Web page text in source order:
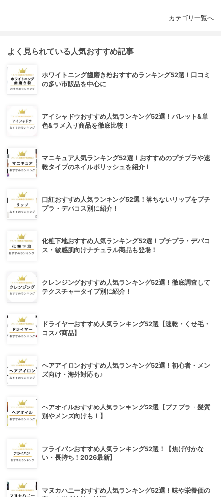
カテゴリ一覧へ
よく見られている人気おすすめ記事
ホワイトニング歯磨き粉おすすめランキング52選！口コミ
の多い市販品を中心に
アイシャドウおすすめ人気ランキング52選！パレット&単
色&ラメ入り商品を徹底比較！
マニキュア人気ランキング52選！おすすめのプチプラや速
乾タイプのネイルポリッシュを紹介！
口紅おすすめ人気ランキング52選！落ちないリップをプチ
プラ・デパコス別に紹介！
化粧下地おすすめ人気ランキング52選！プチプラ・デパコ
ス・敏感肌向けナチュラル商品も登場！
クレンジングおすすめ人気ランキング52選！徹底調査して
テクスチャータイプ別に紹介！
ドライヤーおすすめ人気ランキング52選【速乾・くせ毛・
コスパ商品】
ヘアアイロンおすすめ人気ランキング52選！初心者・メン
ズ向け・海外対応も♪
ヘアオイルおすすめ人気ランキング52選【プチプラ・髪質
別やメンズ向けも！】
フライパンおすすめ人気ランキング52選！【焦げ付かな
い・長持ち！2026最新】
マヌカハニーおすすめ人気ランキング52選！味や栄養価の